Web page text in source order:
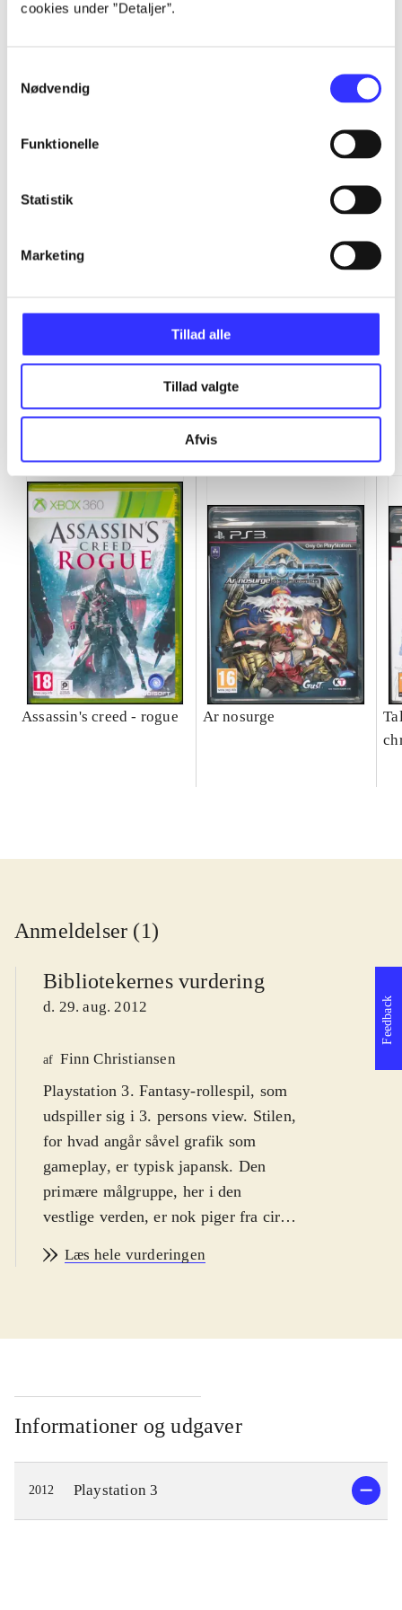
cookies under ”Detaljer”.
Nødvendig
Funktionelle
Statistik
Marketing
Tillad alle
Tillad valgte
Afvis
Alle registrerede artikler fordelt på udgivelser
Assassin's creed - rogue Ar nosurge
Anmeldelser (1)
Bibliotekernes vurdering
d. 29. aug. 2012
af Finn Christiansen
Playstation 3. Fantasy-rollespil, som
udspiller sig i 3. persons view. Stilen,
for hvad angår såvel grafik som
gameplay, er typisk japansk. Den
primære målgruppe, her i den
vestlige verden, er nok piger fra cirka
tiltrækker begge køn i alle aldre.
skal tages med et gran salt.
bagen, en af de længst kørende spil-
serier. Mange af seriens knap 30 spil
har dog aldrig været udgivet i
Europa. Nærværende titel er seriens
første til PS3, men næppe det sidste.
Scenen er planeten Efinea, som er
Læs hele vurderingen
Informationer og udgaver
2012 Playstation 3
Feedback